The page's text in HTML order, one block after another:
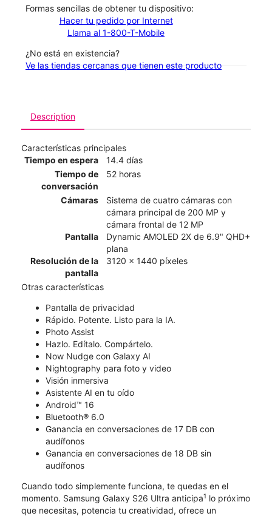
​​​​​​​Formas sencillas de obtener tu dispositivo:
Hacer tu pedido por Internet
Llama al 1-800-T-Mobile
¿No está en existencia?
Ve las tiendas cercanas que tienen este producto
Description
Características principales
Tiempo en espera
14.4 días
Tiempo de
conversación
52 horas
Cámaras
Sistema de cuatro cámaras con
cámara principal de 200 MP y
cámara frontal de 12 MP
Pantalla
Dynamic AMOLED 2X de 6.9" QHD+
plana
Resolución de la
pantalla
3120 x 1440 píxeles
Otras características
​​​​​​​Pantalla de privacidad
Rápido. Potente. Listo para la IA.
Photo Assist
Hazlo. Edítalo. Compártelo.
Now Nudge con Galaxy AI
Nightography para foto y video
Visión inmersiva
Asistente AI en tu oído
Android™ 16
Bluetooth® 6.0
Ganancia en conversaciones de 17 DB con
audífonos
Ganancia en conversaciones de 18 DB sin
audífonos
Cuando todo simplemente funciona, te quedas en el
momento. Samsung Galaxy S26 Ultra anticipa1 lo próximo
que necesitas, potencia tu creatividad, ofrece un